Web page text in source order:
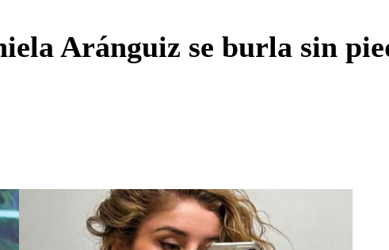
Aránguiz se burla sin